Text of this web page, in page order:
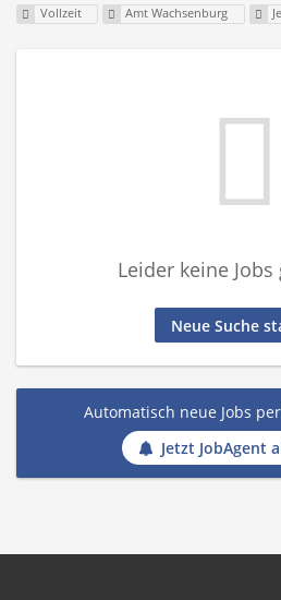
Vollzeit Amt Wachsenburg
Leider keine
Neue Suche
Automatisch neue Jobs
Jetzt JobAgent